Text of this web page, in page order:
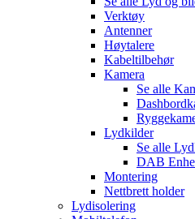
Verktøy
Antenner
Høytalere
Kabeltilbehør
Kamera
Se alle
Lydkilder
Se alle
DAB
Montering
Nettbrett holder
Lydisolering